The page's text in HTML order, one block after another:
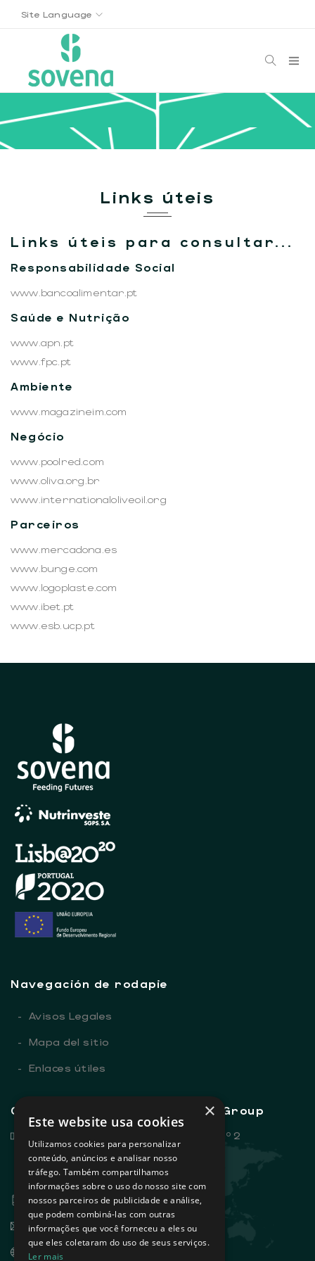
Site Language
Links úteis
Links úteis para consultar...
Responsabilidade Social
www.bancoalimentar.pt
Saúde e Nutrição
www.apn.pt
www.fpc.pt
Ambiente
www.magazineim.com
Negócio
www.poolred.com
www.oliva.org.br
www.internationaloliveoil.org
Parceiros
www.mercadona.es
www.bunge.com
www.logoplaste.com
www.ibet.pt
www.esb.ucp.pt
Navegación de rodapie
- Avisos Legales
- Mapa del sitio
- Enlaces útiles
Contactos generales - Sovena Group
Rua Dr. António Loureiro Borges, nº 2
Edifício Arquiparque 2, 3º andar
1495-131 Algés - Portugal
+351 21 412 93 00
info@sovena.pt
www.sovenagroup.com
×
Este website usa cookies
Utilizamos cookies para personalizar
conteúdo, anúncios e analisar nosso
tráfego. Também compartilhamos
informações sobre o uso do nosso site com
nossos parceiros de publicidade e análise,
que podem combiná-las com outras
informações que você forneceu a eles ou
que eles coletaram do uso de seus serviços.
Ler mais